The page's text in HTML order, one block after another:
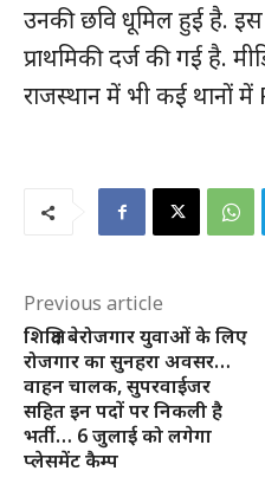
उनकी छवि धूमिल हुई है.
प्राथमिकी दर्ज की गई है.
राजस्थान में भी कई थानों में
Previous article
शिक्षित बेरोजगार युवाओं के लिए
रोजगार का सुनहरा अवसर…
वाहन चालक, सुपरवाईजर
सहित इन पदों पर निकली है
भर्ती… 6 जुलाई को लगेगा
प्लेसमेंट कैम्प